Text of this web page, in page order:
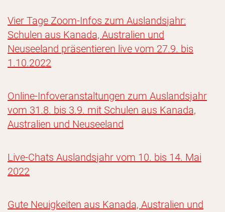
Vier Tage Zoom-Infos zum Auslandsjahr:
Schulen aus Kanada, Australien und
Neuseeland präsentieren live vom 27.9. bis
1.10.2022
Online-Infoveranstaltungen zum Auslandsjahr
vom 31.8. bis 3.9. mit Schulen aus Kanada,
Australien und Neuseeland
Live-Chats Auslandsjahr vom 10. bis 14. Mai
2022
Gute Neuigkeiten aus Kanada, Australien und